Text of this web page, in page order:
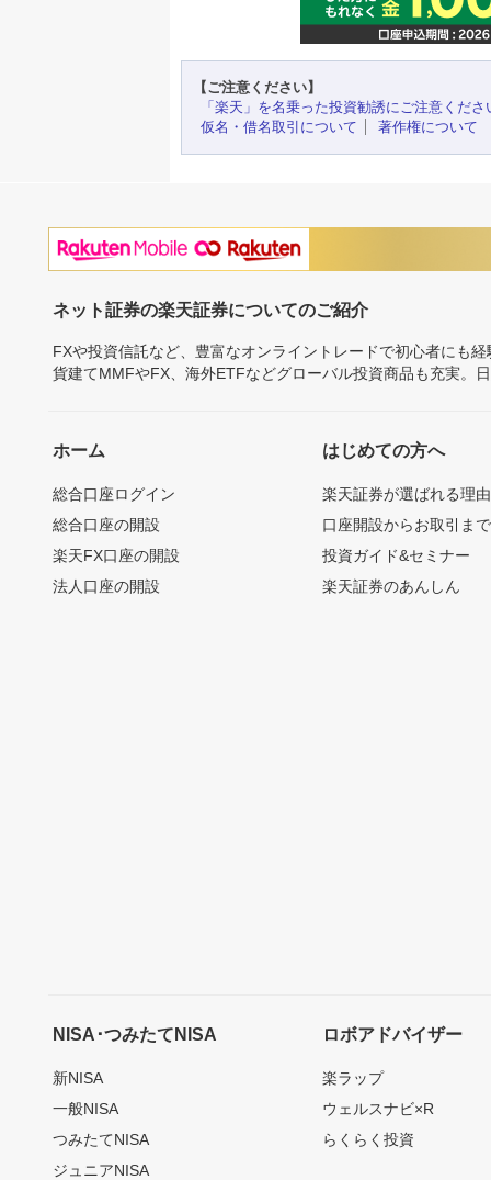
【ご注意ください】
「楽天」を名乗った投資勧誘にご注意くださ
仮名・借名取引について
著作権について
ネット証券の楽天証券についてのご紹介
FXや投資信託など、豊富なオンライントレードで初心者にも
貨建てMMFやFX、海外ETFなどグローバル投資商品も充実。
ホーム
総合口座ログイン
総合口座の開設
楽天FX口座の開設
法人口座の開設
はじめての方へ
楽天証券が選ばれる理由
口座開設からお取引ま
投資ガイド&セミナー
楽天証券のあんしん
NISA･つみたてNISA
新NISA
一般NISA
つみたてNISA
ジュニアNISA
ロボアドバイザー
楽ラップ
ウェルスナビ×R
らくらく投資